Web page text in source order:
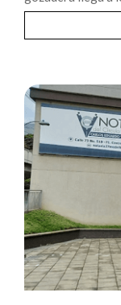
Notarías
Medellín